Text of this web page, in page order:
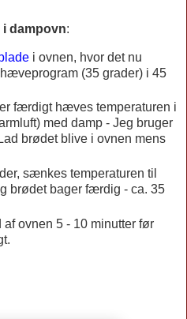
dampovn:
i ovnen, hvor det nu
(35 grader) i 45
færdigt hæves temperaturen i
med damp - Jeg bruger
brødet blive i ovnen mens
sænkes temperaturen til
brødet bager færdig - ca. 35
ovnen 5 - 10 minutter før